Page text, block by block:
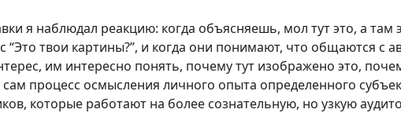
я наблюдал реакцию: когда объясняешь, мол тут это, а там
твои картины?”, и когда они понимают, что общаются с
им интересно понять, почему тут изображено это,
сам процесс осмысления личного опыта определенного
которые работают на более сознательную, но узкую